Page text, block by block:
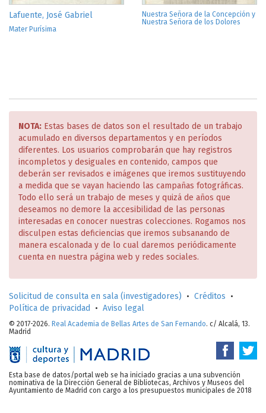
Lafuente, José Gabriel
Mater Purísima
Nuestra Señora de la Concepción y
Nuestra Señora de los Dolores
NOTA: Estas bases de datos son el resultado de un trabajo
acumulado en diversos departamentos y en períodos
diferentes. Los usuarios comprobarán que hay registros
incompletos y desiguales en contenido, campos que
deberán ser revisados e imágenes que iremos sustituyendo
a medida que se vayan haciendo las campañas fotográficas.
Todo ello será un trabajo de meses y quizá de años que
deseamos no demore la accesibilidad de las personas
interesadas en conocer nuestras colecciones. Rogamos nos
disculpen estas deficiencias que iremos subsanando de
manera escalonada y de lo cual daremos periódicamente
cuenta en nuestra página web y redes sociales.
Solicitud de consulta en sala (investigadores) • Créditos •
Política de privacidad
• Aviso legal
© 2017-2026. Real Academia de Bellas Artes de San Fernando. c/ Alcalá, 13.
Madrid
Esta base de datos/portal web se ha iniciado gracias a una subvención
nominativa de la Dirección General de Bibliotecas, Archivos y Museos del
Ayuntamiento de Madrid con cargo a los presupuestos municipales de 2018